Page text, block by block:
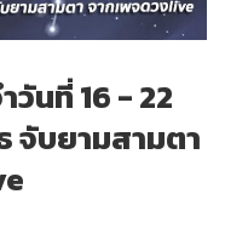
วันที่16-22
จับยามสามตา